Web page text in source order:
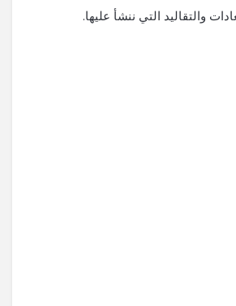
والتقاليد التي ننشأ عليها.